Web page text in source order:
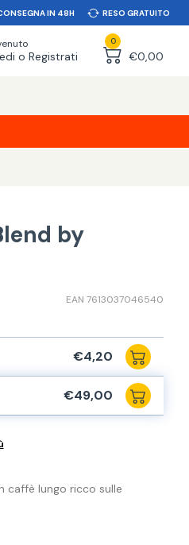
IN 48H RESO GRATUITO
o Registrati
0
€0,00
by
EAN 7613037046540
€4,20
€49,00
caffè lungo ricco sulle